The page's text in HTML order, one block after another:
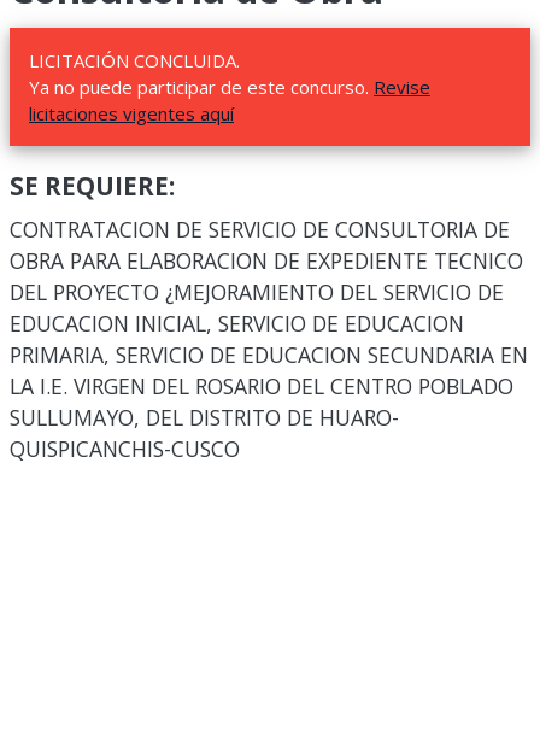
LICITACIÓN CONCLUIDA.
Ya no puede participar de este concurso. Revise
licitaciones vigentes aquí
SE REQUIERE:
CONTRATACION DE SERVICIO DE CONSULTORIA DE
OBRA PARA ELABORACION DE EXPEDIENTE TECNICO
DEL PROYECTO ¿MEJORAMIENTO DEL SERVICIO DE
EDUCACION INICIAL, SERVICIO DE EDUCACION
PRIMARIA, SERVICIO DE EDUCACION SECUNDARIA EN
LA I.E. VIRGEN DEL ROSARIO DEL CENTRO POBLADO
SULLUMAYO, DEL DISTRITO DE HUARO-
QUISPICANCHIS-CUSCO